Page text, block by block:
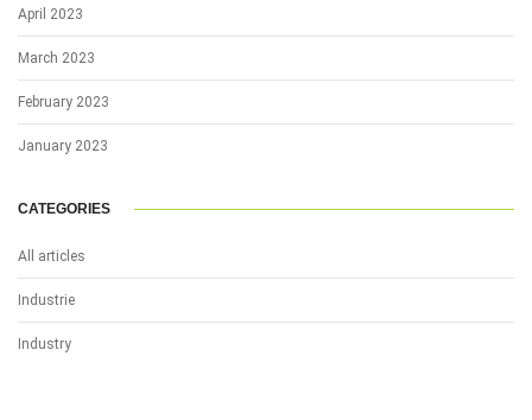
April 2023
March 2023
February 2023
January 2023
CATEGORIES
All articles
Industrie
Industry